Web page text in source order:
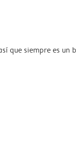
que siempre es un